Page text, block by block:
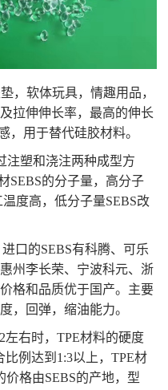
，软体玩具，情趣用品，
拉伸伸长率，最高的伸长
，用于替代硅胶材料。
注塑和浇注两种成型方
SEBS的分子量，高分子
度高，低分子量SEBS改
口的SEBS有科腾、可乐
州李长荣、宁波科元、浙
格和品质优于国产。主要
，回弹，缩油能力。
左右时，TPE材料的硬度
比例达到1:3以上，TPE材
格由SEBS的产地，型